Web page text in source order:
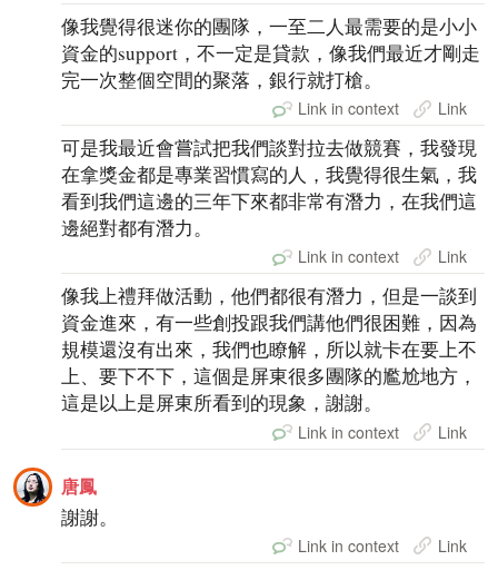
像我覺得很迷你的團隊，一至二人最需要的是小小
資金的support，不一定是貸款，像我們最近才剛走
完一次整個空間的聚落，銀行就打槍。
Link in context Link
可是我最近會嘗試把我們談對拉去做競賽，我發現
在拿獎金都是專業習慣寫的人，我覺得很生氣，我
看到我們這邊的三年下來都非常有潛力，在我們這
邊絕對都有潛力。
Link in context Link
像我上禮拜做活動，他們都很有潛力，但是一談到
資金進來，有一些創投跟我們講他們很困難，因為
規模還沒有出來，我們也瞭解，所以就卡在要上不
上、要下不下，這個是屏東很多團隊的尷尬地方，
這是以上是屏東所看到的現象，謝謝。
Link in context Link
唐鳳
謝謝。
Link in context Link